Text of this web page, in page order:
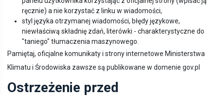
ręcznie) a nie korzystać z linku w wiadomości,
styl języka otrzymanej wiadomości, błędy językowe,
niewłaściwą składnię zdań, literówki - charakterystyczne do
"taniego" tłumaczenia maszynowego.
Pamiętaj, oficjalne komunikaty i strony internetowe Ministerstwa
Klimatu i Środowiska zawsze są publikowane w domenie gov.pl
Ostrzeżenie przed